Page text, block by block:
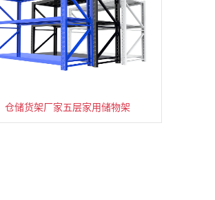
仓储货架厂家五层家用储物架